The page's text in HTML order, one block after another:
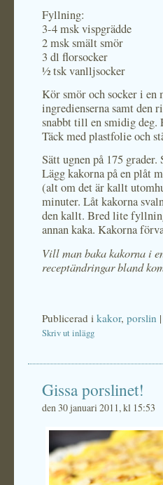
Fyllning:
3-4 msk vispgrädde
2 msk smält smör
3 dl florsocker
½ tsk vanlljsocker
Kör smör och socker i en
ingredienserna samt den
snabbt till en smidig
Täck med plastfolie och
Sätt ugnen på 175
Lägg kakorna på en plåt
(alt om det är kallt
minuter. Låt kakorna
den kallt. Bred lite
annan kaka. Kakorna
Vill man baka kakorna i
receptändringar bland
Publicerad i kakor, porslin |
Skriv ut inlägg
Gissa porslinet!
den 30 januari 2011, kl 15:53